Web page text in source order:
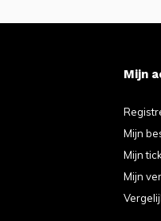
Mijn
Mijn
Mijn
Mijn